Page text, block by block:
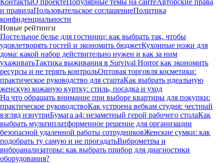
КонтактыО проектеПопулярные темы на сайтеАвторские права
и правилаПользовательское соглашениеПолитика
конфиденциальности
Новые рейтинги
Постельное белье для гостиниц: как выбрать так, чтобы
удовлетворять гостей и экономить бюджетКухонные ножи для
дома: какой набор действительно нужен и как за ним
ухаживатьТактика выживания в Survival Horror как экономить
ресурсы и не терять контрольОптовая торговля косметики:
практическое руководство для стартаКак выбрать идеальную
женскую кожаную куртку: стиль, посадка и уход
На что обращать внимание при выборе квартиры для покупки:
практическое руководствоКак устроена вебкам студия: честный
взгляд изнутриБумага а4: незаметный герой рабочего столаКак
выбрать мультиплатформенное решение для организации
безопасной удаленной работы сотрудниковЖенские сумки: как
подобрать ту самую и не прогадатьВиброметры и
виброанализаторы: как выбрать прибор для диагностики
оборудования?